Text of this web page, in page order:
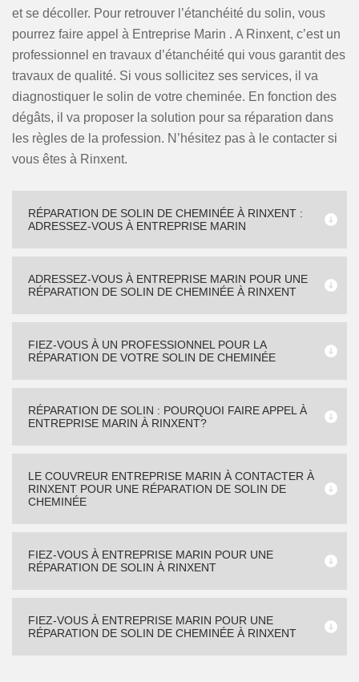
et se décoller. Pour retrouver l’étanchéité du solin, vous
pourrez faire appel à Entreprise Marin . A Rinxent, c’est un
professionnel en travaux d’étanchéité qui vous garantit des
travaux de qualité. Si vous sollicitez ses services, il va
diagnostiquer le solin de votre cheminée. En fonction des
dégâts, il va proposer la solution pour sa réparation dans
les règles de la profession. N’hésitez pas à le contacter si
vous êtes à Rinxent.
RÉPARATION DE SOLIN DE CHEMINÉE À RINXENT :
ADRESSEZ-VOUS À ENTREPRISE MARIN
ADRESSEZ-VOUS À ENTREPRISE MARIN POUR UNE
RÉPARATION DE SOLIN DE CHEMINÉE À RINXENT
FIEZ-VOUS À UN PROFESSIONNEL POUR LA
RÉPARATION DE VOTRE SOLIN DE CHEMINÉE
RÉPARATION DE SOLIN : POURQUOI FAIRE APPEL À
ENTREPRISE MARIN À RINXENT?
LE COUVREUR ENTREPRISE MARIN À CONTACTER À
RINXENT POUR UNE RÉPARATION DE SOLIN DE
CHEMINÉE
FIEZ-VOUS À ENTREPRISE MARIN POUR UNE
RÉPARATION DE SOLIN À RINXENT
FIEZ-VOUS À ENTREPRISE MARIN POUR UNE
RÉPARATION DE SOLIN DE CHEMINÉE À RINXENT